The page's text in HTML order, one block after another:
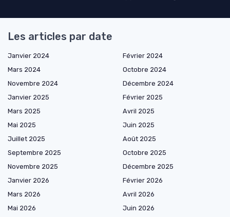
Les articles par date
Janvier 2024
Février 2024
Mars 2024
Octobre 2024
Novembre 2024
Décembre 2024
Janvier 2025
Février 2025
Mars 2025
Avril 2025
Mai 2025
Juin 2025
Juillet 2025
Août 2025
Septembre 2025
Octobre 2025
Novembre 2025
Décembre 2025
Janvier 2026
Février 2026
Mars 2026
Avril 2026
Mai 2026
Juin 2026